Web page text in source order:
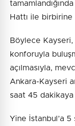
Hattı ile
Böylece Kayseri,
konforuyla
açılmasıyla,
Ankara-Kayseri
saat 45
Yine İstanbul’a 5